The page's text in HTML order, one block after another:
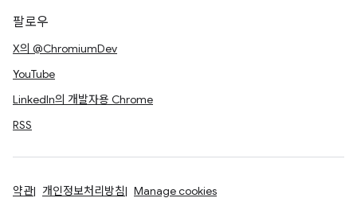
팔로우
X의 @ChromiumDev
YouTube
LinkedIn의 개발자용 Chrome
RSS
약관 개인정보처리방침 Manage cookies